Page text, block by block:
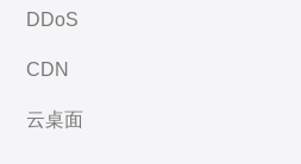
DDoS
CDN
云桌面